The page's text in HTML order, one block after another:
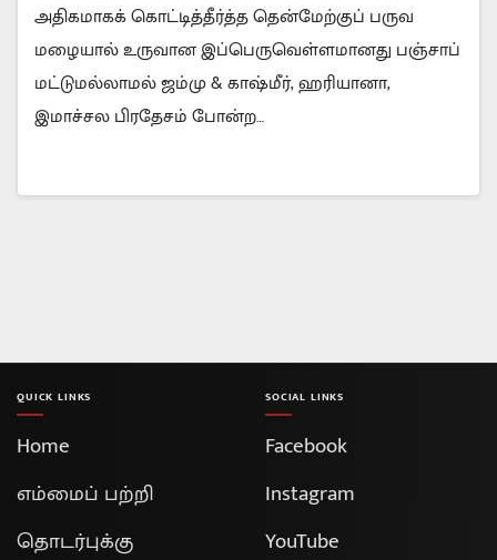
அதிகமாகக் கொட்டித்தீர்த்த தென்மேற்குப் பருவ
மழையால் உருவான இப்பெருவெள்ளமானது பஞ்சாப்
மட்டுமல்லாமல் ஜம்மு & காஷ்மீர், ஹரியானா,
இமாச்சல பிரதேசம் போன்ற…
QUICK LINKS
Home
எம்மைப் பற்றி
தொடர்புக்கு
SOCIAL LINKS
Facebook
Instagram
YouTube